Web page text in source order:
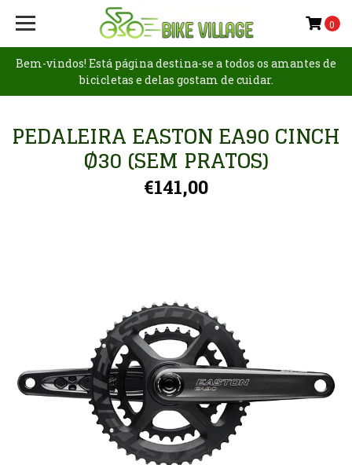
Bem-vindos! Está página destina-se a todos os amantes de
bicicletas e delas gostam de cuidar.
0
PEDALEIRA EASTON EA90 CINCH
Ø30 (SEM PRATOS)
€141,00